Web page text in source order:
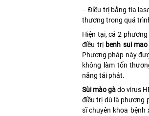
– Điều trị bằng tia
thương trong quá
Hiện tại, cả 2
điều trị benh sui
Phương pháp này
không làm tổn
năng tái phát.
Sùi mào gàdo virus
điều trị dù là phương
sĩ chuyên khoa bệnh